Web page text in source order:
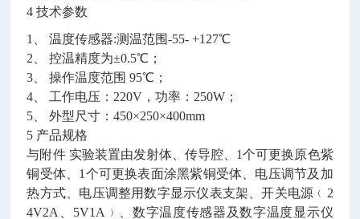
4 技术参数
1、 温度传感器:测温范围-55- +127℃
2、 控温精度为±0.5℃；
3、 操作温度范围 95℃；
4、 工作电压：220V，功率：250W；
5、 外型尺寸：450×250×400mm
5 产品规格
与附件实验装置由发射体、传导腔、1个可更换原色紫
铜受体、1个可更换表面涂黑紫铜受体、电压调节及加
热方式、电压调整用数字显示仪表支架、开关电源﹙2
4V2A、5V1A﹚、数字温度传感器及数字温度显示仪